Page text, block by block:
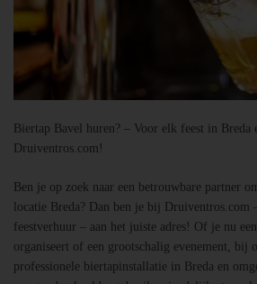
Biertap Bavel huren? – Voor elk feest in Breda
Druiventros.com!
Ben je op zoek naar een betrouwbare partner
locatie Breda? Dan ben je bij Druiventros.com
feestverhuur – aan het juiste adres! Of je nu
organiseert of een grootschalig evenement, bij
professionele biertapinstallatie in Breda en